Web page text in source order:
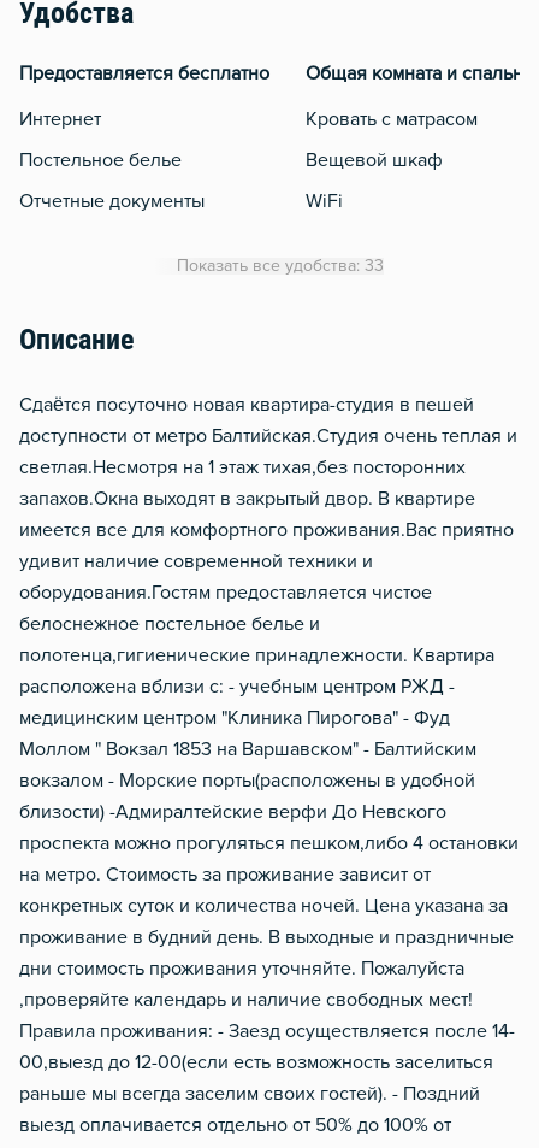
Удобства
Предоставляется бесплатно
Интернет
Постельное белье
Отчетные документы
Общая комната и спальня
Кровать с матрасом
Вещевой шкаф
WiFi
Водонагреватель
Домофон
Чистящие средства
Металлическая дверь
Обогреватель
Показать все удобства: 33
Описание
Сдаётся посуточно новая квартира-студия в пешей
доступности от метро Балтийская.Студия очень теплая и
светлая.Несмотря на 1 этаж тихая,без посторонних
запахов.Окна выходят в закрытый двор. В квартире
имеется все для комфортного проживания.Вас приятно
удивит наличие современной техники и
оборудования.Гостям предоставляется чистое
белоснежное постельное белье и
полотенца,гигиенические принадлежности. Квартира
расположена вблизи с: - учебным центром РЖД -
медицинским центром "Клиника Пирогова" - Фуд
Моллом " Вокзал 1853 на Варшавском" - Балтийским
вокзалом - Морские порты(расположены в удобной
близости) -Адмиралтейские верфи До Невского
проспекта можно прогуляться пешком,либо 4 остановки
на метро. Стоимость за проживание зависит от
конкретных суток и количества ночей. Цена указана за
проживание в будний день. В выходные и праздничные
дни стоимость проживания уточняйте. Пожалуйста
,проверяйте календарь и наличие свободных мест!
Правила проживания: - Заезд осуществляется после 14-
00,выезд до 12-00(если есть возможность заселиться
раньше мы всегда заселим своих гостей). - Поздний
выезд оплачивается отдельно от 50% до 100% от